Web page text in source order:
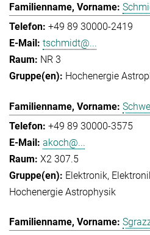
+49 89 30000-2419
tschmidt@...
NR 3
Hochenergie
+49 89 30000-3575
akoch@...
X2 307.5
Elektronik
Hochenergie Astrophysik